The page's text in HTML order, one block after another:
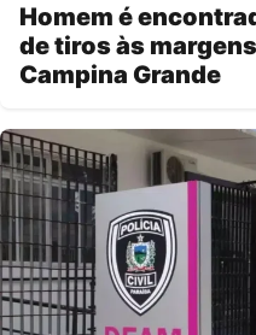
Homem é
de tiros às
Campina Grande